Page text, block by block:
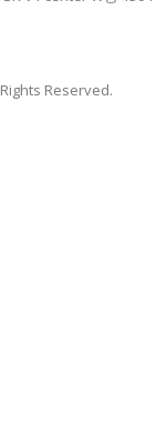
Reserved.